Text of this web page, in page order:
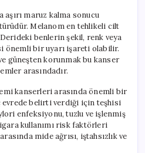
aşırı maruz kalma sonucu
Melanom en tehlikeli cilt
benlerin şekil, renk veya
önemli bir uyarı işareti olabilir.
güneşten korunmak bu kanser
arasındadır.
kanserleri arasında önemli bir
evrede belirti verdiği için teşhisi
enfeksiyonu, tuzlu ve işlenmiş
kullanımı risk faktörleri
mide ağrısı, iştahsızlık ve